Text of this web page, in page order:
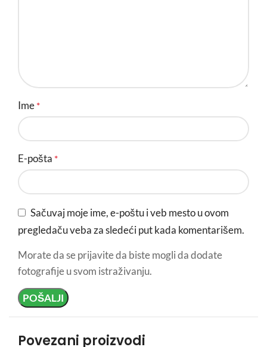
Ime *
E-pošta *
Sačuvaj moje ime, e-poštu i veb mesto u ovom
pregledaču veba za sledeći put kada komentarišem.
Morate da se prijavite da biste mogli da dodate
fotografije u svom istraživanju.
Povezani proizvodi